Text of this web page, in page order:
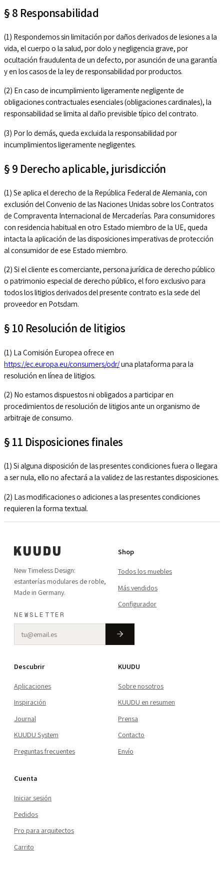
§ 8 Responsabilidad
(1) Respondemos sin limitación por daños derivados de lesiones a la
vida, el cuerpo o la salud, por dolo y negligencia grave, por
ocultación fraudulenta de un defecto, por asunción de una garantía
y en los casos de la ley de responsabilidad por productos.
(2) En caso de incumplimiento ligeramente negligente de
obligaciones contractuales esenciales (obligaciones cardinales), la
responsabilidad se limita al daño previsible típico del contrato.
(3) Por lo demás, queda excluida la responsabilidad por
incumplimientos ligeramente negligentes.
§ 9 Derecho aplicable, jurisdicción
(1) Se aplica el derecho de la República Federal de Alemania, con
exclusión del Convenio de las Naciones Unidas sobre los Contratos
de Compraventa Internacional de Mercaderías. Para consumidores
con residencia habitual en otro Estado miembro de la UE, queda
intacta la aplicación de las disposiciones imperativas de protección
al consumidor de ese Estado miembro.
(2) Si el cliente es comerciante, persona jurídica de derecho público
o patrimonio especial de derecho público, el foro exclusivo para
todos los litigios derivados del presente contrato es la sede del
proveedor en Potsdam.
§ 10 Resolución de litigios
(1) La Comisión Europea ofrece en
https://ec.europa.eu/consumers/odr/una plataforma para la
resolución en línea de litigios.
(2) No estamos dispuestos ni obligados a participar en
procedimientos de resolución de litigios ante un organismo de
arbitraje de consumo.
§ 11 Disposiciones finales
(1) Si alguna disposición de las presentes condiciones fuera o llegara
a ser nula, ello no afectará a la validez de las restantes disposiciones.
(2) Las modificaciones o adiciones a las presentes condiciones
requieren la forma textual.
New Timeless Design:
estanterías modulares de roble,
Made in Germany.
NEWSLETTER
Shop
Todos los muebles
Más vendidos
Configurador
Descubrir
Aplicaciones
Inspiración
Journal
KUUDU System
Preguntas frecuentes
KUUDU
Sobre nosotros
KUUDU en resumen
Prensa
Contacto
Envío
Cuenta
Iniciar sesión
Pedidos
Pro para arquitectos
Carrito